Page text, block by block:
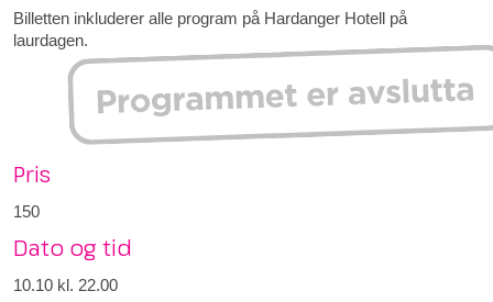
Billetten inkluderer alle program på Hardanger Hotell på
laurdagen.
Pris
150
Dato og tid
10.10 kl. 22.00